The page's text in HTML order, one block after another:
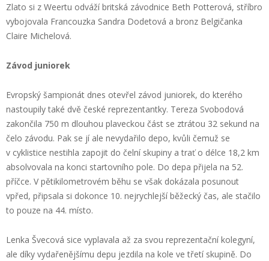
Zlato si z Weertu odváží britská závodnice Beth Potterová, stříbro
vybojovala Francouzka Sandra Dodetová a bronz Belgičanka
Claire Michelová.
Závod juniorek
Evropský šampionát dnes otevřel závod juniorek, do kterého
nastoupily také dvě české reprezentantky. Tereza Svobodová
zakončila 750 m dlouhou plaveckou část se ztrátou 32 sekund na
čelo závodu. Pak se jí ale nevydařilo depo, kvůli čemuž se
v cyklistice nestihla zapojit do čelní skupiny a trať o délce 18,2 km
absolvovala na konci startovního pole. Do depa přijela na 52.
příčce. V pětikilometrovém běhu se však dokázala posunout
vpřed, připsala si dokonce 10. nejrychlejší běžecký čas, ale stačilo
to pouze na 44. místo.
Lenka Švecová sice vyplavala až za svou reprezentační kolegyní,
ale díky vydařenějšímu depu jezdila na kole ve třetí skupině. Do